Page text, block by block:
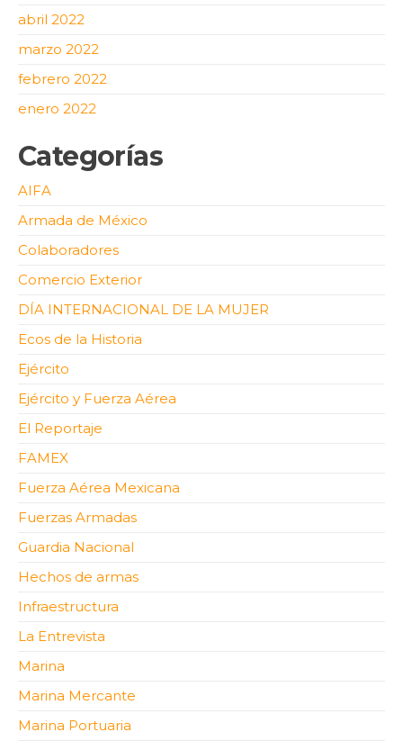
abril 2022
marzo 2022
febrero 2022
enero 2022
Categorías
AIFA
Armada de México
Colaboradores
Comercio Exterior
DÍA INTERNACIONAL DE LA MUJER
Ecos de la Historia
Ejército
Ejército y Fuerza Aérea
El Reportaje
FAMEX
Fuerza Aérea Mexicana
Fuerzas Armadas
Guardia Nacional
Hechos de armas
Infraestructura
La Entrevista
Marina
Marina Mercante
Marina Portuaria